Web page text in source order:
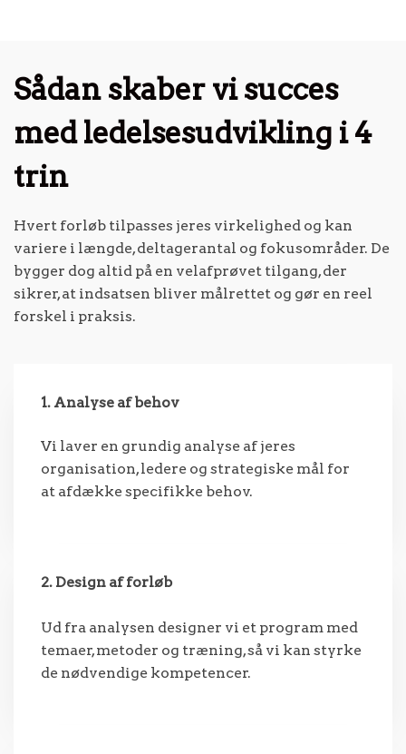
Sådan skaber vi succes
med ledelsesudvikling i 4
trin
Hvert forløb tilpasses jeres virkelighed og kan
variere i længde, deltagerantal og fokusområder. De
bygger dog altid på en velafprøvet tilgang, der
sikrer, at indsatsen bliver målrettet og gør en reel
forskel i praksis.
1. Analyse af behov
Vi laver en grundig analyse af jeres
organisation, ledere og strategiske mål for
at afdække specifikke behov.
2. Design af forløb
Ud fra analysen designer vi et program med
temaer, metoder og træning, så vi kan styrke
de nødvendige kompetencer.